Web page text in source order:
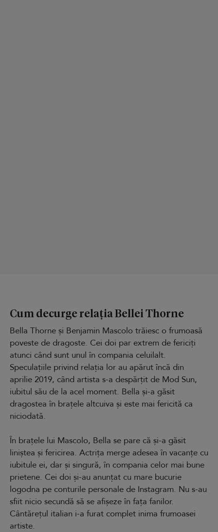
Cum decurge relația Bellei Thorne
Bella Thorne și Benjamin Mascolo trăiesc o frumoasă
poveste de dragoste. Cei doi par extrem de fericiți
atunci când sunt unul în compania celuilalt.
Speculațiile privind relația lor au apărut încă din
aprilie 2019, când artista s-a despărțit de Mod Sun,
iubitul său de la acel moment. Bella și-a găsit
dragostea în brațele altcuiva și este mai fericită ca
niciodată.
În brațele lui Mascolo, Bella se pare că și-a găsit
liniștea și fericirea. Actrița merge adesea în vacanțe cu
iubitule ei, dar și singură, în compania celor mai bune
prietene. Cei doi și-au anunțat cu mare bucurie
logodna pe conturile personale de Instagram. Nu s-au
sfiit nicio secundă să se afișeze în fața fanilor.
Cântărețul italian i-a furat complet inima frumoasei
artiste.